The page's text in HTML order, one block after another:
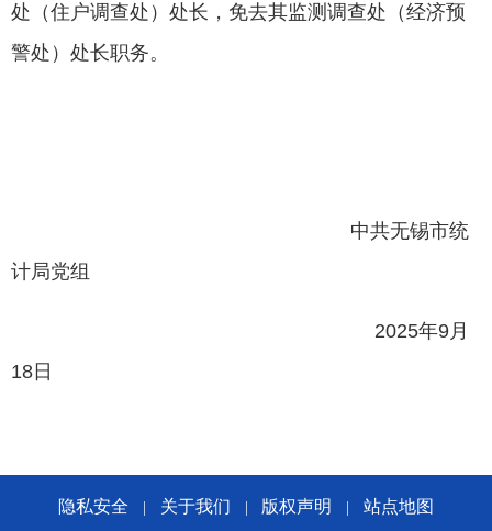
处 （住户调查处） 处长，免去其监测调查处（经济预
警处）处长职务。
中共无锡市统
计局党组
2025年9月
18 日
隐私安全 关于我们 版权声明 站点地图